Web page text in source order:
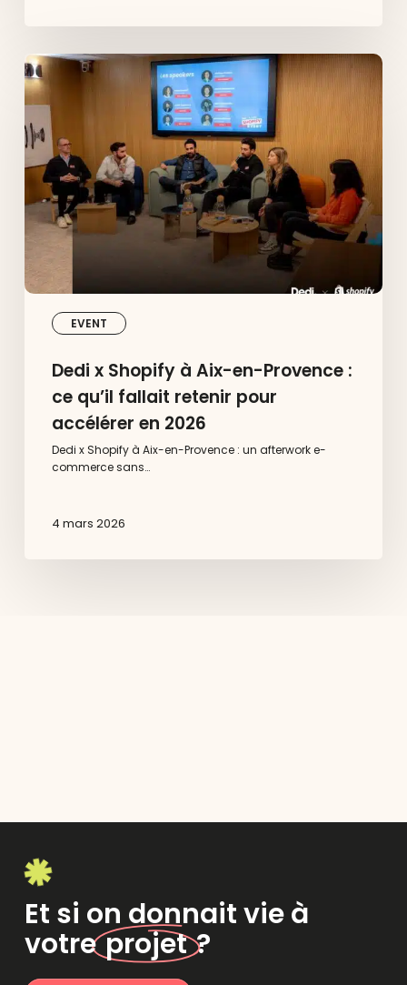
EVENT
Dedi
x
Shopify
Aix-
en-
Provence
ce
qu’il
fallait
pour
accélérer
2026
Dedi x Shopify à Aix-en-Provence :
ce qu’il fallait retenir pour
accélérer en 2026
Dedi x Shopify à Aix-en-Provence : un afterwork e-
commerce sans…
4 mars 2026
Et si on donnait vie à
votreprojet?